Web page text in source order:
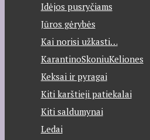
Idėjos pusryčiams
Jūros gėrybės
Kai norisi užkasti…
KarantinoSkoniuKeliones
Keksai ir pyragai
Kiti karštieji patiekalai
Kiti saldumynai
Ledai